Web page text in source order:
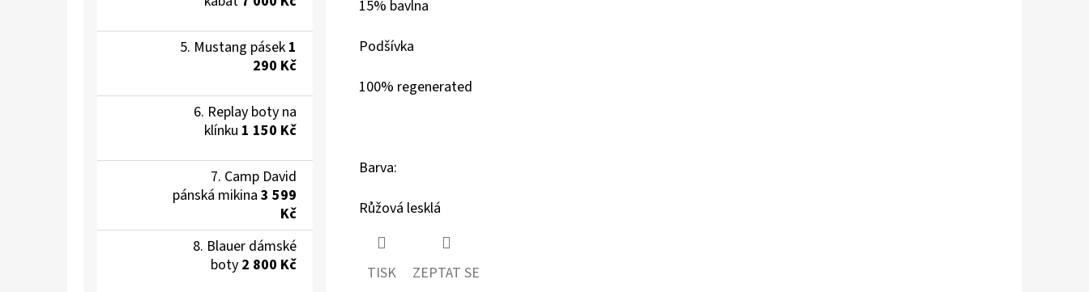
Mustang pásek 1
290 Kč
Replay boty na
klínku 1 150 Kč
Camp David
pánská mikina 3 599
Kč
Blauer dámské
boty 2 800 Kč
15% bavlna
Podšívka
100% regenerated
Barva:
Růžová lesklá
TISK ZEPTAT SE